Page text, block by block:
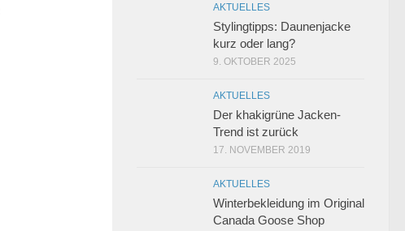
AKTUELLES
Stylingtipps: Daunenjacke
kurz oder lang?
9. OKTOBER 2025
AKTUELLES
Der khakigrüne Jacken-
Trend ist zurück
17. NOVEMBER 2019
AKTUELLES
Winterbekleidung im Original
Canada Goose Shop